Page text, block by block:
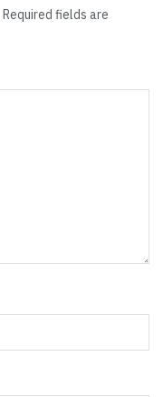
Required fields are